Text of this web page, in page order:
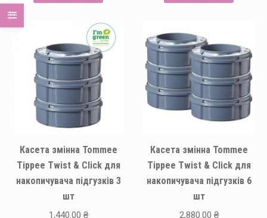
Касета змінна Tommee
Tippee Twist & Click для
накопичувача підгузків 3
шт
1,440.00 ₴
Касета змінна Tommee
Tippee Twist & Click для
накопичувача підгузків 6
шт
2,880.00 ₴